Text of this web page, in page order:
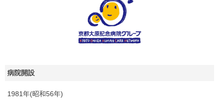
病院開設
1981年(昭和56年)